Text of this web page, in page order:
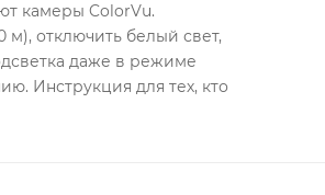
камеры ColorVu.
м), отключить белый свет,
даже в режиме
Инструкция для тех, кто